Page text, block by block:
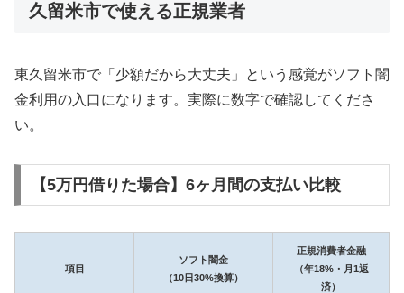
久留米市で使える正規業者
東久留米市で「少額だから大丈夫」という感覚がソフト闇
金利用の入口になります。実際に数字で確認してくださ
い。
【5万円借りた場合】6ヶ月間の支払い比較
項目
ソフト闇金
（10日30%換算）
正規消費者金融
（年18%・月1返
済）